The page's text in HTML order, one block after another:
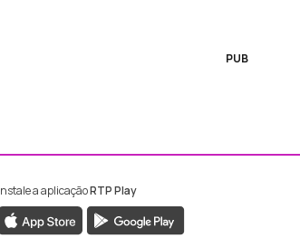
PUB
Madeira
RTP Madeira
a aplicaçãoRTP Play